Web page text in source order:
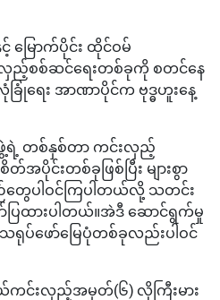
ြောက်ပိုင်း ထိုင်ဝမ်
လှည့်စစ်ဆင်ရေးတစ်ခုကို စတင်နေ
ြုံရေး အာဏာပိုင်က ဗုဒ္ဓဟူးနေ့
ရဲ့ တစ်နှစ်တာ ကင်းလှည့်
င်းတစ်ခုဖြစ်ပြီး များစွာ
ဉ်တွေပါဝင်ကြပါတယ်လို့ သတင်း
ပြထားပါတယ်။အဲဒီ ဆောင်ရွက်မှု
ပ်ဖော်မြေပုံတစ်ခုလည်းပါဝင်
ကင်းလှည့်အမှတ်(၆) လိုကြီးမား